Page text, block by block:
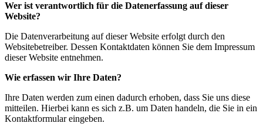
Wer ist verantwortlich für die Datenerfassung auf dieser
Website?
Die Datenverarbeitung auf dieser Website erfolgt durch den
Websitebetreiber. Dessen Kontaktdaten können Sie dem Impressum
dieser Website entnehmen.
Wie erfassen wir Ihre Daten?
Ihre Daten werden zum einen dadurch erhoben, dass Sie uns diese
mitteilen. Hierbei kann es sich z.B. um Daten handeln, die Sie in ein
Kontaktformular eingeben.